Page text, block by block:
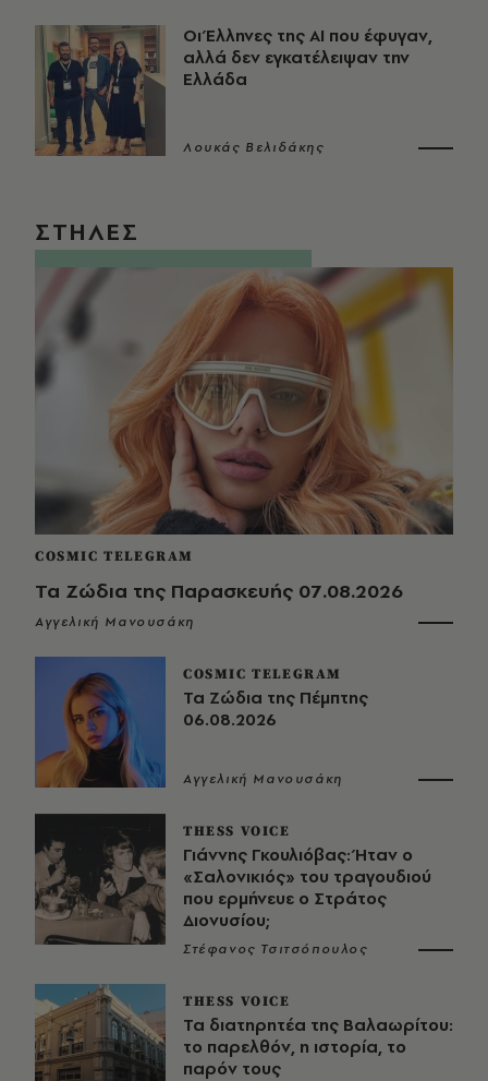
Οι Έλληνες της ΑΙ που έφυγαν,
αλλά δεν εγκατέλειψαν την
Ελλάδα
Λουκάς Βελιδάκης
ΣΤΗΛΕΣ
COSMIC TELEGRAM
Τα Ζώδια της Παρασκευής 07.08.2026
Αγγελική Μανουσάκη
COSMIC TELEGRAM
Τα Ζώδια της Πέμπτης
06.08.2026
Αγγελική Μανουσάκη
THESS VOICE
Γιάννης Γκουλιόβας: Ήταν ο
«Σαλονικιός» του τραγουδιού
που ερμήνευε ο Στράτος
Διονυσίου;
Στέφανος Τσιτσόπουλος
THESS VOICE
Τα διατηρητέα της Βαλαωρίτου:
το παρελθόν, η ιστορία, το
παρόν τους